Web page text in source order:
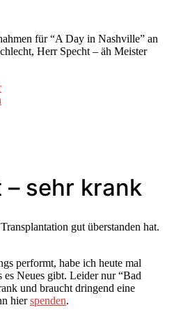
für “A Day in Nashville” an
Herr Specht – äh Meister
– sehr krank
gut überstanden hat.
performt, habe ich heute mal
es Neues gibt. Leider nur “Bad
und braucht dringend eine
hierspenden.